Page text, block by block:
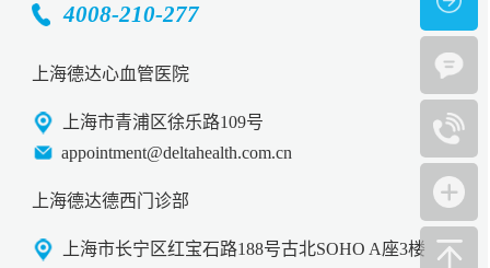
4008-210-277
上海德达心血管医院
上海市青浦区徐乐路109号
appointment@deltahealth.com.cn
上海德达德西门诊部
上海市长宁区红宝石路188号古北SOHO A座3楼